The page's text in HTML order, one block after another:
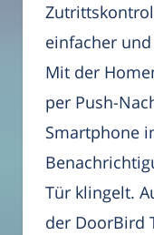
einfacher
Mit der
per Push-
Smartphone
Tür klingelt.
der DoorBird